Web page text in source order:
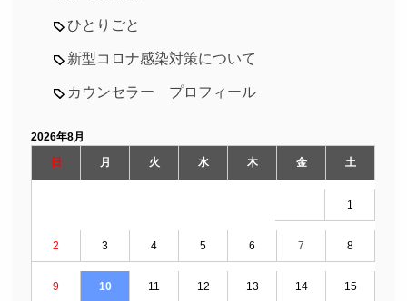
ひとりごと
新型コロナ感染対策について
カウンセラー プロフィール
2026年8月
日
月 火 水 木 金 土
1
2 3 4 5 6 7 8
9 10 11 12 13 14 15